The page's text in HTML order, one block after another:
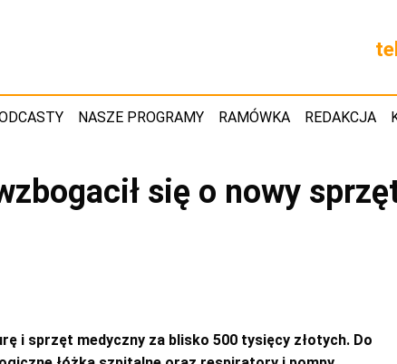
NASZE PROGRAMY RAMÓWKA REDAKCJA
się o nowy
i sprzęt medyczny za blisko 500 tysięcy złotych. Do